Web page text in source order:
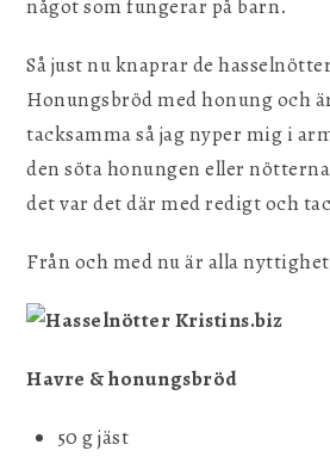
något som fungerar på barn.
Så just nu knaprar de
Honungsbröd med honung och
tacksamma så jag nyper mig i
den söta honungen eller
det var det där med redigt och
Från och med nu är alla
Havre & honungsbröd
50 g jäst